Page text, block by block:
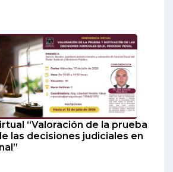
“Valoración de la prueba
las decisiones judiciales en